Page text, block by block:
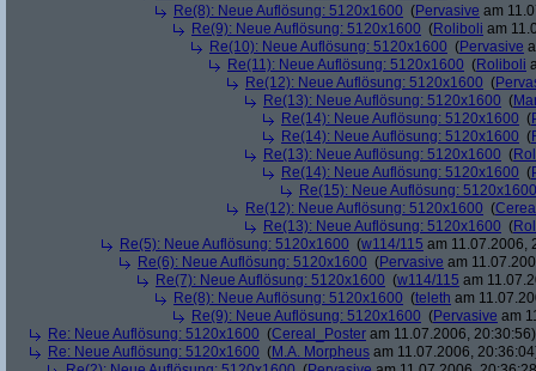
Re(8): Neue Auflösung: 5120x1600 (Pervasive am
Re(9): Neue Auflösung: 5120x1600 (Roliboli am
Re(10): Neue Auflösung: 5120x1600 (Pervasive
Re(11): Neue Auflösung: 5120x1600 (Roliboli
Re(12): Neue Auflösung: 5120x1600 (
Re(13): Neue Auflösung: 5120x1600 (
Re(14): Neue Auflösung: 5120x1600 (
Re(14): Neue Auflösung: 5120x1600 (
Re(13): Neue Auflösung: 5120x1600 (
Re(14): Neue Auflösung: 5120x1600 (
Re(15): Neue Auflösung: 5120x1600
Re(12): Neue Auflösung: 5120x1600 (
Re(13): Neue Auflösung: 5120x1600 (
Re(5): Neue Auflösung: 5120x1600 (w114/115 am 11.07.2006,
Re(6): Neue Auflösung: 5120x1600 (Pervasive am
Re(7): Neue Auflösung: 5120x1600 (w114/115 am
Re(8): Neue Auflösung: 5120x1600 (teleth am
Re(9): Neue Auflösung: 5120x1600 (Pervasive am
Re: Neue Auflösung: 5120x1600 (Cereal_Poster am 11.07.2006, 20:30:56)
Re: Neue Auflösung: 5120x1600 (M.A. Morpheus am 11.07.2006,